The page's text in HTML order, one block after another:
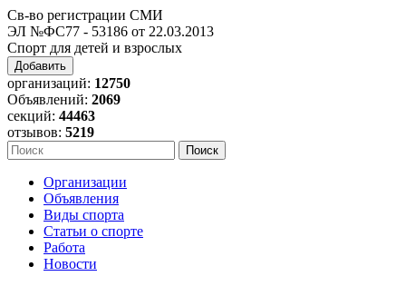
Св-во регистрации СМИ
ЭЛ №ФС77 - 53186 от 22.03.2013
Спорт для детей и взрослых
Добавить
организаций: 12750
Объявлений: 2069
секций: 44463
отзывов: 5219
Организации
Объявления
Виды спорта
Статьи о спорте
Работа
Новости